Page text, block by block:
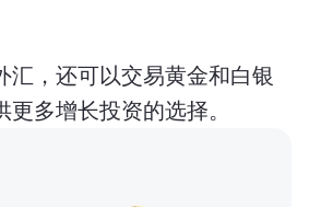
汇，还可以交易黄金和白银
多增长投资的选择。